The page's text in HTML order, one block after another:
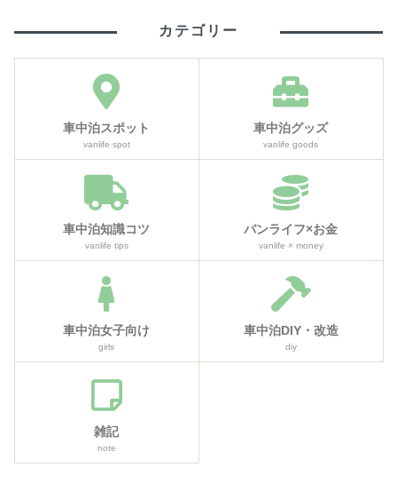
カテゴリー
車中泊スポット
vanlife spot
車中泊グッズ
vanlife goods
車中泊知識コツ
vanlife tips
バンライフ×お金
vanlife × money
車中泊女子向け
girls
車中泊DIY・改造
diy
雑記
note